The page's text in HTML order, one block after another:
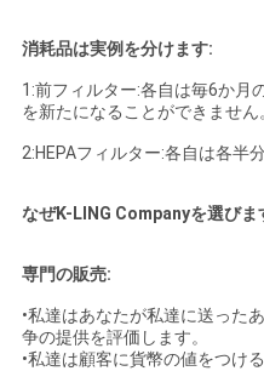
消耗品は実例を分けます:
1:前フィルター:各自は毎6か月
を新たになることができません
2:HEPAフィルター:各自は各半
なぜK-LING Companyを選びま
専門の販売:
•私達はあなたが私達に送った
争の提供を評価します。
•私達は顧客に貨幣の値をつけ